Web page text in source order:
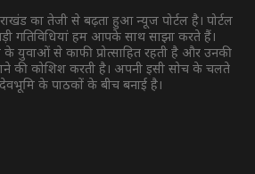
का तेजी से बढ़ता हुआ न्यूज पोर्टल है। पोर्टल
गतिविधियां हम आपके साथ साझा करते हैं।
के युवाओं से काफी प्रोत्साहित रहती है और उनकी
की कोशिश करती है। अपनी इसी सोच के चलते
के पाठकों के बीच बनाई है।